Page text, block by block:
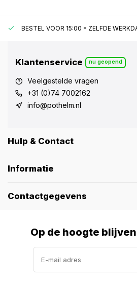
BESTEL VOOR 15:00 = ZELFDE
Klantenservice nu geopend
Veelgestelde vragen
+31 (0)74 7002162
info@pothelm.nl
Hulp & Contact
Informatie
Contactgegevens
Op de hoogte